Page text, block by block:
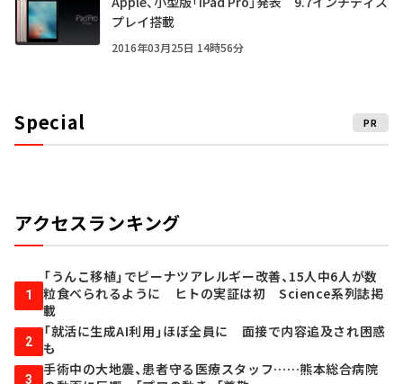
プレイ搭載
2016年03月25日 14時56分
Special PR
アクセスランキング
1
「うんこ移植」でピーナツアレルギー改善、15人中6人が数
粒食べられるように ヒトの実証は初 Science系列誌掲
載
2
「就活に生成AI利用」ほぼ全員に 面接で内容追及され困惑
も
3
手術中の大地震、患者守る医療スタッフ……熊本総合病院